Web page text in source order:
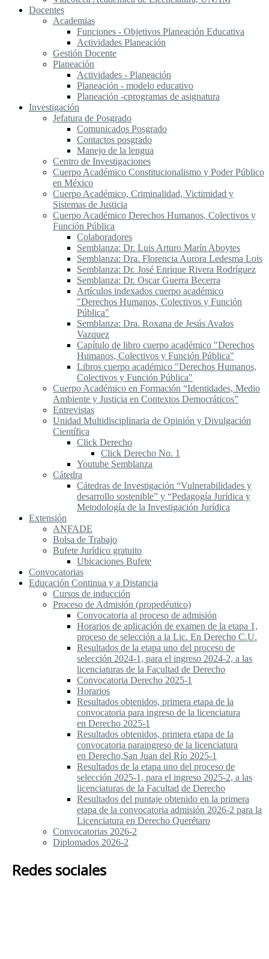
Docentes
Academias
Funciones - Objetivos Planeación Educativa
Actividades Planeación
Gestión Docente
Planeación
Actividades - Planeación
Planeación - modelo educativo
Planeación -cprogramas de asignatura
Investigación
Jefatura de Posgrado
Comunicados Posgrado
Contactos posgrado
Manejo de la lengua
Centro de Investigaciones
Cuerpo Académico Constitucionalismo y Poder Público
en México
Cuerpo Académico, Criminalidad, Victimidad y
Sistemas de Justicia
Cuerpo Académico Derechos Humanos, Colectivos y
Función Pública
Colaboradores
Semblanza: Dr. Luis Arturo Marín Aboytes
Semblanza: Dra. Florencia Aurora Ledesma Lois
Semblanza: Dr. José Enrique Rivera Rodríguez
Semblanza: Dr. Oscar Guerra Becerra
Artículos indexados cuerpo académico
"Derechos Humanos, Colectivos y Función
Pública"
Semblanza: Dra. Roxana de Jesús Avalos
Vazquez
Capítulo de libro cuerpo académico "Derechos
Humanos, Colectivos y Función Pública"
Libros cuerpo académico "Derechos Humanos,
Colectivos y Función Pública"
Cuerpo Académico en Formación “Identidades, Medio
Ambiente y Justicia en Contextos Democráticos”
Entrevistas
Unidad Multidisciplinaria de Opinión y Divulgación
Científica
Click Derecho
Click Derecho No. 1
Youtube Semblanza
Cátedra
Cátedras de Investigación “Vulnerabilidades y
desarrollo sostenible” y “Pedagogía Jurídica y
Metodología de la Investigación Jurídica
Extensión
ANFADE
Bolsa de Trabajo
Bufete Jurídico gratuito
Ubicaciones Bufete
Convocatorias
Educación Continua y a Distancia
Cursos de inducción
Proceso de Admisión (propedéutico)
Convocatoria al proceso de admisión
Horarios de aplicación de examen de la etapa 1,
proceso de selección a la Lic. En Derecho C.U.
Resultados de la etapa uno del proceso de
selección 2024-1, para el ingreso 2024-2, a las
licenciaturas de la Facultad de Derecho
Convocatoria Derecho 2025-1
Horarios
Resultados obtenidos, primera etapa de la
convocatoria para ingreso de la licenciatura
en Derecho 2025-1
Resultados obtenidos, primera etapa de la
convocatoria paraingreso de la licenciatura
en Derecho,San Juan del Río 2025-1
Resultados de la etapa uno del proceso de
selección 2025-1, para el ingreso 2025-2, a las
licenciaturas de la Facultad de Derecho
Resultados del puntaje obtenido en la primera
etapa de la convocatoria admisión 2026-2 para la
Licenciatura en Derecho Querétaro
Convocatorias 2026-2
Diplomados 2026-2
Redes sociales